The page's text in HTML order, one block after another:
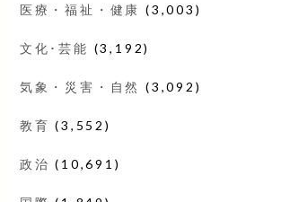
医療・福祉・健康 (3,003)
文化･芸能 (3,192)
気象・災害・自然 (3,092)
教育 (3,552)
政治 (10,691)